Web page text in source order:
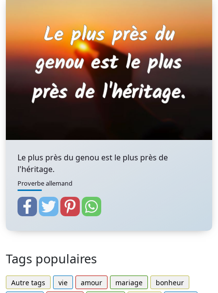
Le plus près du genou est le plus près de
l'héritage.
Proverbe allemand
Tags populaires
Autre tags vie amour mariage
bonheur